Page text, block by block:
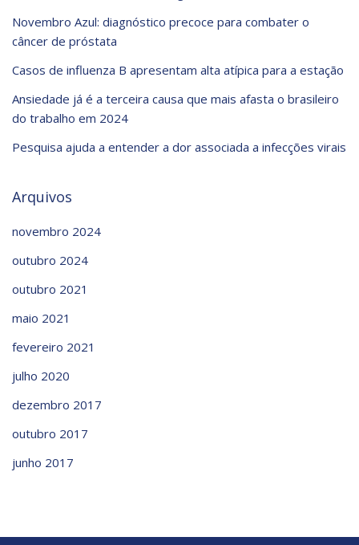
Novembro Azul: diagnóstico precoce para combater o
câncer de próstata
Casos de influenza B apresentam alta atípica para a estação
Ansiedade já é a terceira causa que mais afasta o brasileiro
do trabalho em 2024
Pesquisa ajuda a entender a dor associada a infecções virais
Arquivos
novembro 2024
outubro 2024
outubro 2021
maio 2021
fevereiro 2021
julho 2020
dezembro 2017
outubro 2017
junho 2017